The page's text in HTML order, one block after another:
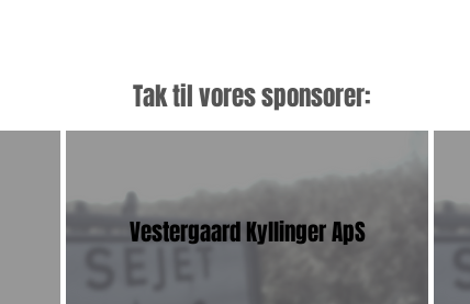
Tak til vores sponsorer:
Vestergaard Kyllinger ApS